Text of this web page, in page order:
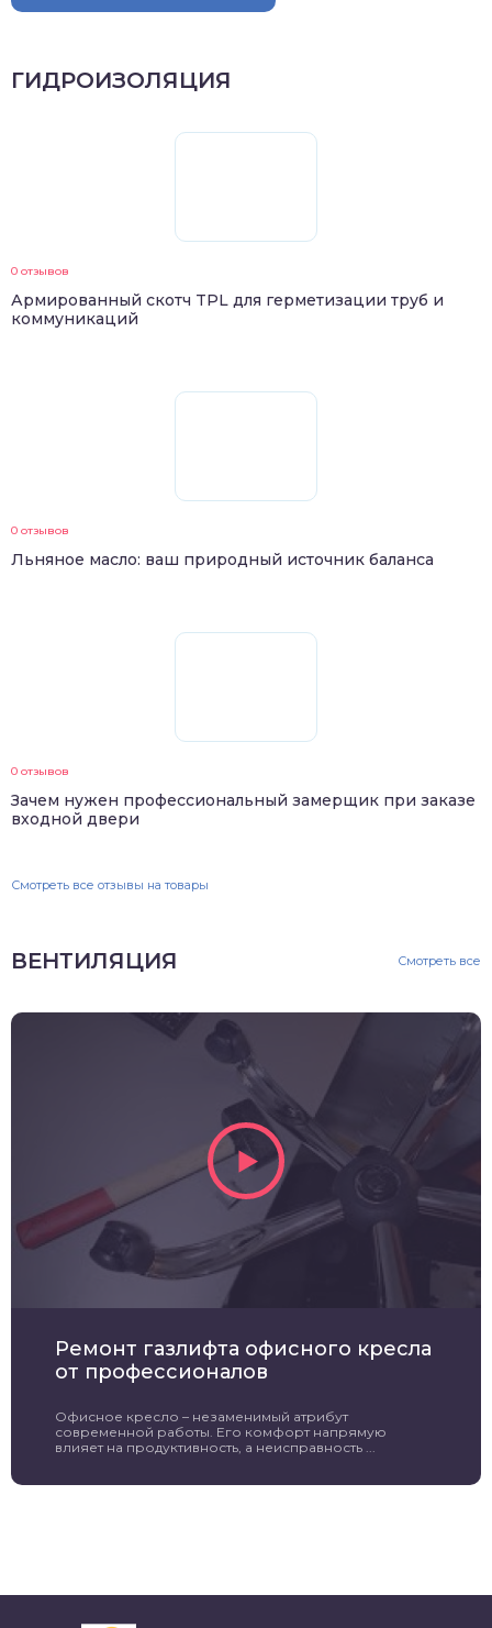
ГИДРОИЗОЛЯЦИЯ
0 отзывов
Армированный скотч TPL для герметизации труб и
коммуникаций
0 отзывов
Льняное масло: ваш природный источник баланса
0 отзывов
Зачем нужен профессиональный замерщик при заказе
входной двери
Смотреть все отзывы на товары
ВЕНТИЛЯЦИЯ Смотреть все
Ремонт газлифта офисного кресла
от профессионалов
Офисное кресло – незаменимый атрибут
современной работы. Его комфорт напрямую
влияет на продуктивность, а неисправность ...